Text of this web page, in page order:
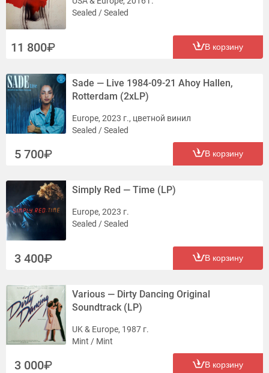
Sealed / Sealed
11 800 В корзину
Sade — Live 1984-09-21 Ahoy Hallen,
Rotterdam (2xLP)
Europe, 2023 г., цветной винил
Sealed / Sealed
5 700 В корзину
Simply Red — Time (LP)
Europe, 2023 г.
Sealed / Sealed
3 400 В корзину
Various — Dirty Dancing Original
Soundtrack (LP)
UK & Europe, 1987 г.
Mint / Mint
3 000 В корзину